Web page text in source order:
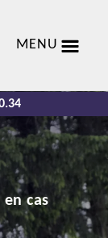
MENU
cas